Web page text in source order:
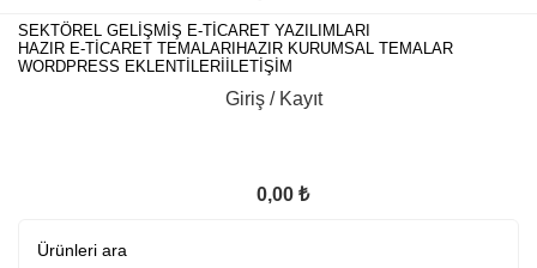
SEKTÖREL GELIŞMIŞ E-TICARET YAZILIMLARI
HAZIR E-TICARET TEMALARI HAZIR KURUMSAL TEMALAR
WORDPRESS EKLENTILERI
İLETIŞIM
Giriş / Kayıt
0,00 ₺